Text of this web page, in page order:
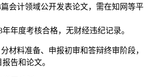
会计领域公开发表论文，需在知网等平
年度考核合格，无财经违纪记录。
材料准备、申报初审和答辩终审阶段，
告和论文。